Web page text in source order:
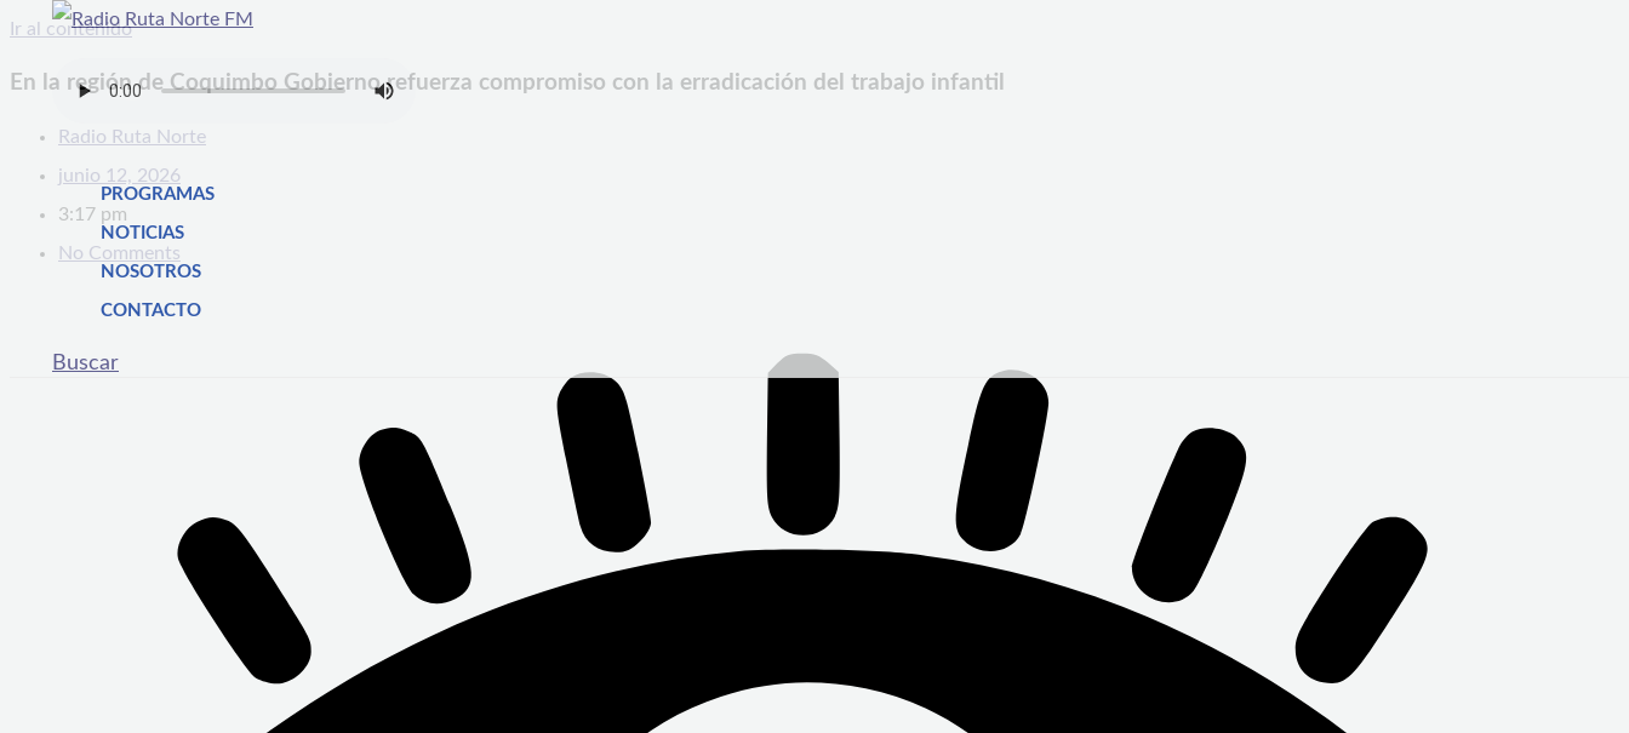
Ir al contenido
PROGRAMAS
NOTICIAS
NOSOTROS
CONTACTO
Buscar
En la región de Coquimbo Gobierno refuerza compromiso con la erradicación del trabajo infantil
Radio Ruta Norte
junio 12, 2026
3:17 pm
No Comments